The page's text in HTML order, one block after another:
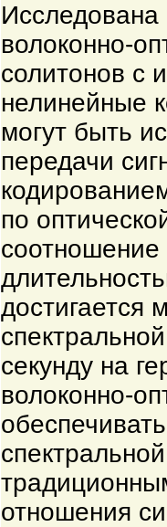
волоконно-
солитонов с
нелинейные
могут быть
передачи
по
достигается
секунду на
волоконно-
отношения